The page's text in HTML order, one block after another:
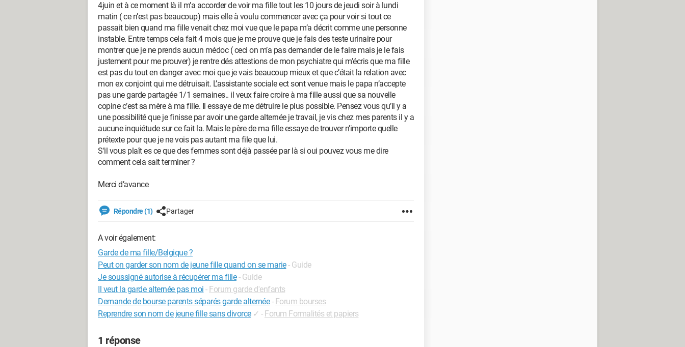
4juin et à ce moment là il m’a accorder de voir ma fille tout les 10 jours de jeudi soir à lundi
matin ( ce n’est pas beaucoup) mais elle à voulu commencer avec ça pour voir si tout ce
passait bien quand ma fille venait chez moi vue que le papa m’a décrit comme une personne
instable. Entre temps cela fait 4 mois que je me prouve que je fais des teste urinaire pour
montrer que je ne prends aucun médoc ( ceci on m’a pas demander de le faire mais je le fais
justement pour me prouver) je rentre dés attestions de mon psychiatre qui m’écris que ma fille
est pas du tout en danger avec moi que je vais beaucoup mieux et que c’était la relation avec
mon ex conjoint qui me détruisait. L’assistante sociale ect sont venue mais le papa n’accepte
pas une garde partagée 1/1 semaines.. il veux faire croire à ma fille aussi que sa nouvelle
copine c’est sa mère à ma fille. Il essaye de me détruire le plus possible. Pensez vous qu’il y a
une possibilité que je finisse par avoir une garde alternée je travail, je vis chez mes parents il y a
aucune inquiétude sur ce fait la. Mais le père de ma fille essaye de trouver n’importe quelle
prétexte pour que je ne vois pas autant ma file que lui.
S’il vous plaît es ce que des femmes sont déjà passée par là si oui pouvez vous me dire
comment cela sait terminer ?
Merci d’avance
Répondre (1) Partager
A voir également:
Garde de ma fille/Belgique ?
Peut on garder son nom de jeune fille quand on se marie- Guide
Je soussigné autorise à récupérer ma fille - Guide
Il veut la garde alternée pas moi - Forum garde d'enfants
Demande de bourse parents séparés garde alternée - Forum bourses
Reprendre son nom de jeune fille sans divorce ✓ - Forum Formalités et papiers
1 réponse